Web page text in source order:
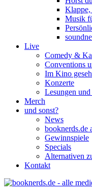
Klappe,
Musik
Live
Comedy &
Conventions
Im Kino
Konzerte
Lesungen und
Merch
und sonst?
News
booknerds.de
Gewinnspiele
Specials
Alternativen
Kontakt